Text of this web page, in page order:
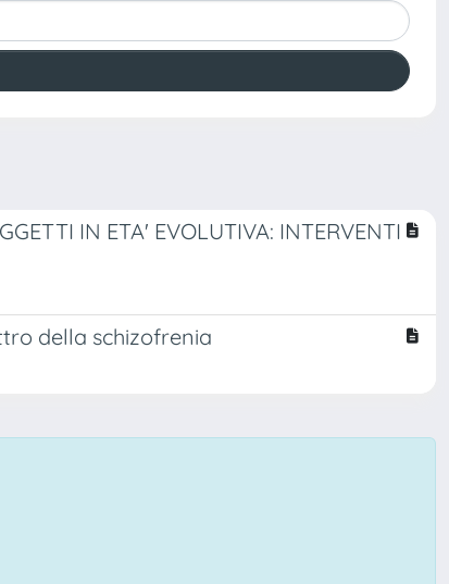
IN ETA' EVOLUTIVA: INTERVENTI
della schizofrenia